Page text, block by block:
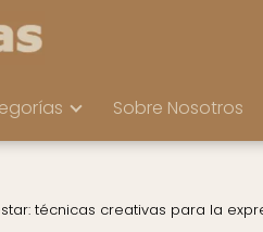
Sobre Nosotros
técnicas creativas para la